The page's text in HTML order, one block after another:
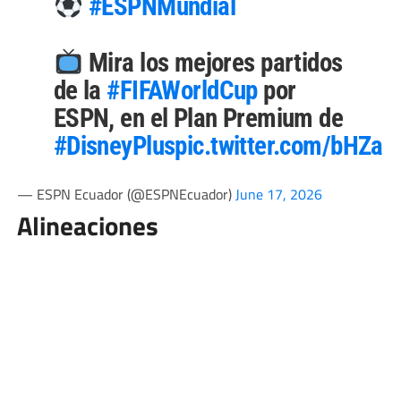
#ESPNMundial
Mira los mejores partidos
de la #FIFAWorldCuppor
ESPN, en el Plan Premium de
#DisneyPluspic.twitter.com/
— ESPN Ecuador (@ESPNEcuador)June 17, 2026
Alineaciones